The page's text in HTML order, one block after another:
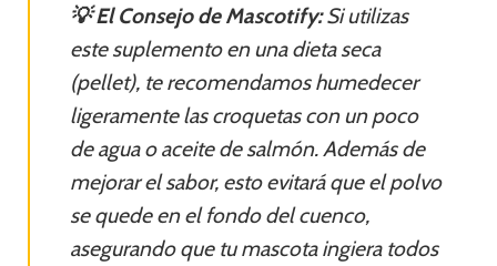
💡 El Consejo de Mascotify:Si utilizas
este suplemento en una dieta seca
(pellet), te recomendamos humedecer
ligeramente las croquetas con un poco
de agua o aceite de salmón. Además de
mejorar el sabor, esto evitará que el polvo
se quede en el fondo del cuenco,
asegurando que tu mascota ingiera todos